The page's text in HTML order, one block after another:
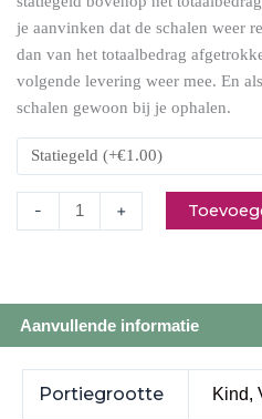
je aanvinken dat de schalen weer
dan van het totaalbedrag
volgende levering weer mee. En
schalen gewoon bij je ophalen.
- +
Aanvullende informatie
Portiegrootte Kind,